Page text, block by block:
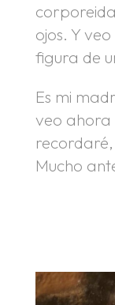
ojos. Y
figura de
Es mi
veo ahora
Mucho